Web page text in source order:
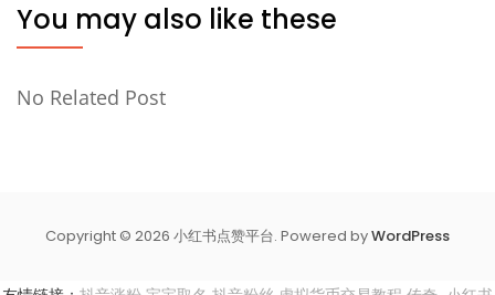
You may also like these
No Related Post
Copyright © 2026 小红书点赞平台. Powered byWordPress